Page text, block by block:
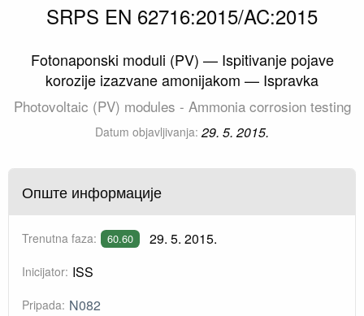
SRPS EN 62716:2015/AC:2015
Fotonaponski moduli (PV) — Ispitivanje pojave
korozije izazvane amonijakom — Ispravka
Photovoltaic (PV) modules - Ammonia corrosion testing
Datum objavljivanja: 29. 5. 2015.
Опште информације
Trenutna faza: 60.60 29. 5. 2015.
Inicijator: ISS
Pripada: N082